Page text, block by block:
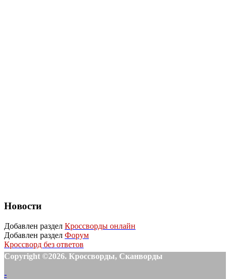
Новости
Добавлен раздел Кроссворды онлайн
Добавлен раздел Форум
Кроссворд без ответов
Copyright ©2026. Кроссворды, Сканворды
-